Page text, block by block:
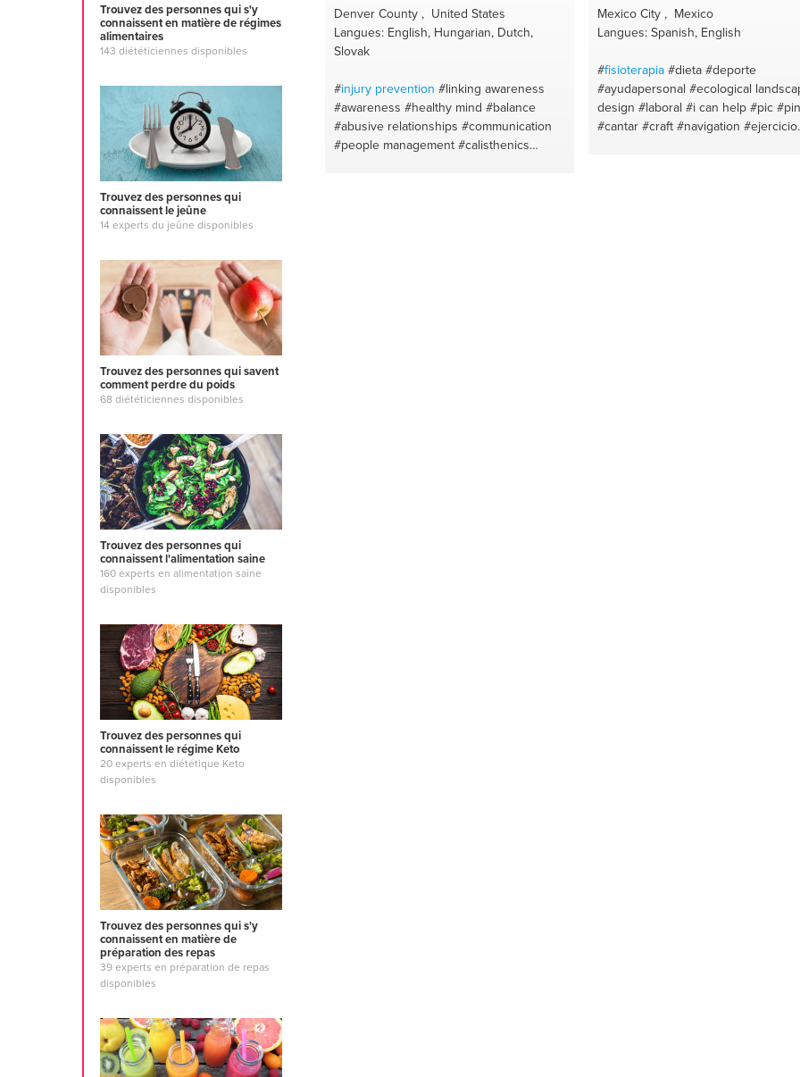
Trouvez des personnes qui s'y
connaissent en matière de régimes
alimentaires
143 diététiciennes disponibles
Trouvez des personnes qui
connaissent le jeûne
14 experts du jeûne disponibles
Trouvez des personnes qui savent
comment perdre du poids
68 diététiciennes disponibles
Trouvez des personnes qui
connaissent l'alimentation saine
160 experts en alimentation saine
disponibles
Trouvez des personnes qui
connaissent le régime Keto
20 experts en diététique Keto
disponibles
Trouvez des personnes qui s'y
connaissent en matière de
préparation des repas
39 experts en préparation de repas
disponibles
Denver County , United States
Langues: English, Hungarian, Dutch,
Slovak
#injury prevention #linking awareness
#awareness #healthy mind #balance
#abusive relationships #communication
#people management#calisthenics
Mexico City , Mexico
Langues: Spanish, English
#fisioterapia #dieta #deporte
#ayudapersonal #ecological
design #laboral #i can help #pic
#cantar #craft #navigation #ejercicio